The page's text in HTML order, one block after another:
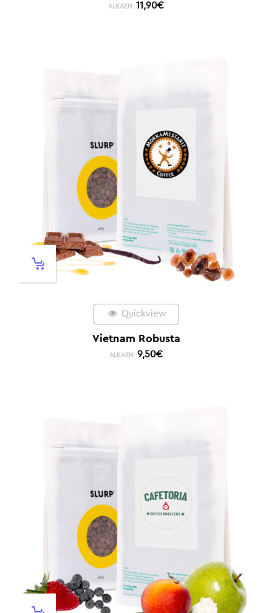
ALKAEN: 11,90€
Quickview
Vietnam Robusta
ALKAEN: 9,50€